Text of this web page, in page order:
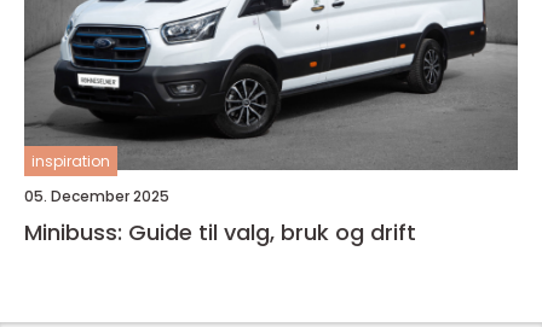
inspiration
05. December 2025
Minibuss: Guide til valg, bruk og drift